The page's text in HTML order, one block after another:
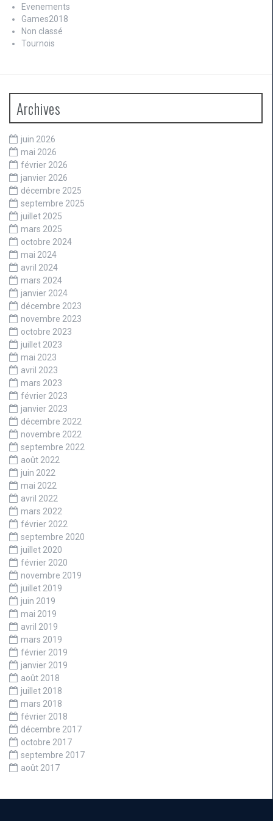
Evenements
Games2018
Non classé
Tournois
Archives
juin 2026
mai 2026
février 2026
janvier 2026
décembre 2025
septembre 2025
juillet 2025
mars 2025
octobre 2024
mai 2024
avril 2024
mars 2024
janvier 2024
décembre 2023
novembre 2023
octobre 2023
juillet 2023
mai 2023
avril 2023
mars 2023
février 2023
janvier 2023
décembre 2022
novembre 2022
septembre 2022
août 2022
juin 2022
mai 2022
avril 2022
mars 2022
février 2022
septembre 2020
juillet 2020
février 2020
novembre 2019
juillet 2019
juin 2019
mai 2019
avril 2019
mars 2019
février 2019
janvier 2019
août 2018
juillet 2018
mars 2018
février 2018
décembre 2017
octobre 2017
septembre 2017
août 2017